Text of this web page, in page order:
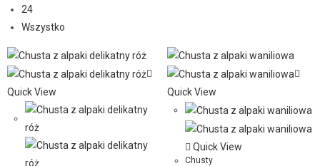
24
Wszystko
Quick View Quick View
Quick View
Chusty